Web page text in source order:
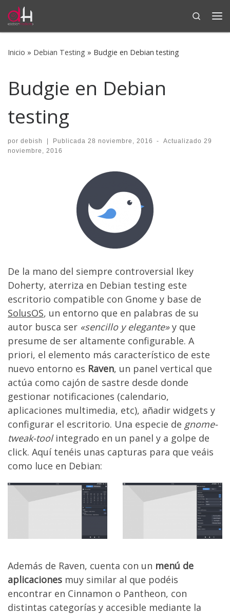
Saltar al contenido
Search
Inicio » Debian Testing » Budgie en Debian testing
Budgie en Debian
testing
por debish | Publicada 28 noviembre, 2016 - Actualizado 29
noviembre, 2016
De la mano del siempre controversial Ikey
Doherty, aterriza en Debian testing este
escritorio compatible con Gnome y base de
SolusOS, un entorno que en palabras de su
autor busca ser «sencillo y elegante»y que
presume de ser altamente configurable. A
priori, el elemento más característico de este
nuevo entorno es Raven, un panel vertical que
actúa como cajón de sastre desde donde
gestionar notificaciones (calendario,
aplicaciones multimedia, etc), añadir widgets y
configurar el escritorio. Una especie de gnome-
tweak-toolintegrado en un panel y a golpe de
click. Aquí tenéis unas capturas para que veáis
como luce en Debian:
Además de Raven, cuenta con un menú de
aplicaciones muy similar al que podéis
encontrar en Cinnamon o Pantheon, con
distintas categorías y accesible mediante la